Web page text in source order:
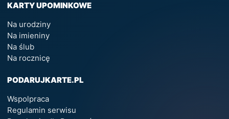
KARTY UPOMINKOWE
Na urodziny
Na imieniny
Na ślub
Na rocznicę
PODARUJKARTE.PL
Wspolpraca
Regulamin serwisu